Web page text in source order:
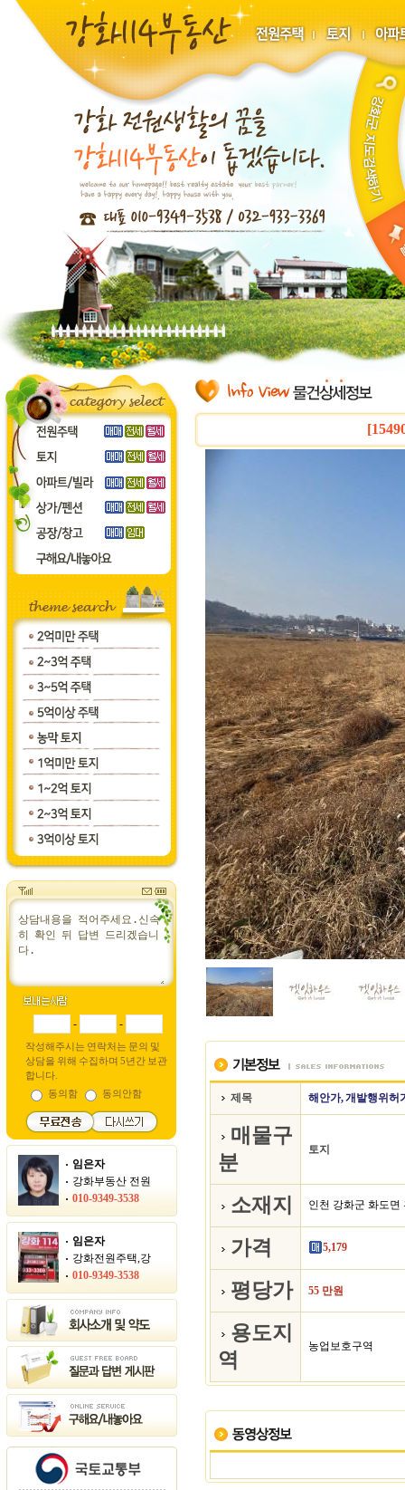
- -
작성해주시는 연락처는 문의 및
상담을 위해 수집하며 5년간 보관
합니다.
동의함
동의안함
임은자
강화부동산 전원
010-9349-3538
임은자
강화전원주택,강
010-9349-3538
제목 해안가, 개발행위허
매물구
분
토지
소재지 인천 강화군 화도면
가격 5,179
평당가 55 만원
용도지
역
농업보호구역